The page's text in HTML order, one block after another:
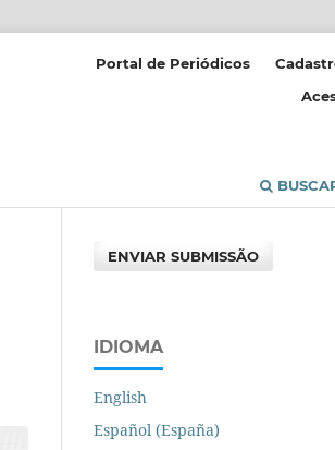
Portal de Periódicos
ENVIAR SUBMISSÃO
IDIOMA
English
Español (España)